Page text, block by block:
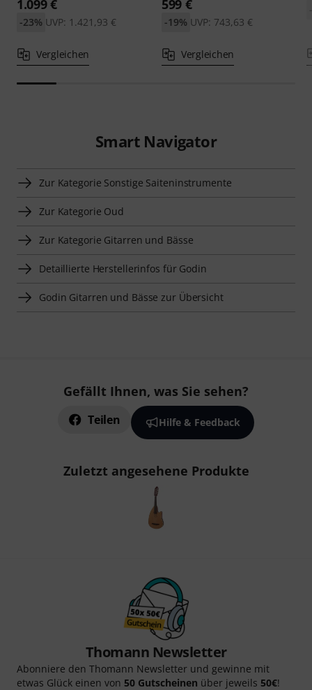
1.099 €
UVP: 1.421,93 €
-23%
Vergleichen
599 €
UVP: 743,63 €
-19%
Vergleichen
Smart Navigator
Zur Kategorie Sonstige Saiteninstrumente
Zur Kategorie Oud
Zur Kategorie Gitarren und Bässe
Detaillierte Herstellerinfos für Godin
Godin Gitarren und Bässe zur Übersicht
Gefällt Ihnen, was Sie sehen?
Teilen Hilfe & Feedback
Zuletzt angesehene Produkte
Thomann Newsletter
Abonniere den Thomann Newsletter und gewinne mit
etwas Glück einen von 50 Gutscheinen über jeweils 50€!